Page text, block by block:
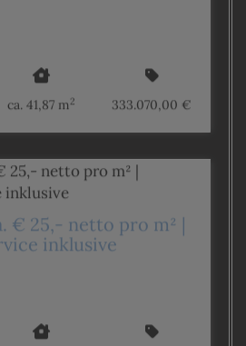
ca. 41,87 m 2 333.070,00 €
€ 25,- netto pro m² |
inklusive